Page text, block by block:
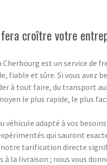
croître votre
Cherbourg est un service de
fiable et sûre. Si vous avez
à tout faire, du transport
le plus rapide, le plus
véhicule adapté à vos
qui sauront
tarification directe
à la livraison ; nous vous